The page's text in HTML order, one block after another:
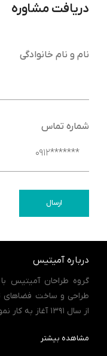
دریافت مشاوره
نام و نام خانوادگی
شماره تماس
ارسال
درباره آمیتیس
گروه طراحان آمیتیس
طراحی و ساخت فضاهای
از سال 1391 آغاز به کار نموده است.
مشاهده بیشتر